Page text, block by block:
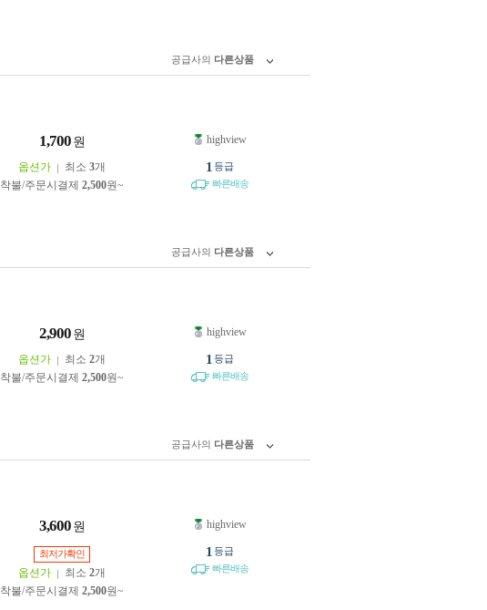
공급사의 다른상품
1,700 원
옵션가 최소 3개
착불/주문시결제 2,500원~
highview
1 등급
빠른배송
공급사의 다른상품
2,900 원
옵션가 최소 2개
착불/주문시결제 2,500원~
highview
1 등급
빠른배송
공급사의 다른상품
3,600 원
최저가확인
옵션가 최소 2개
착불/주문시결제 2,500원~
highview
1 등급
빠른배송